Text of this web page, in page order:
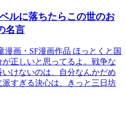
ルに落ちたらこの世のお
名言
漫画・SF漫画作品 ほっとくと国
正しいと思ってるよ。戦争な
けないのは、自分なんかだめ
すぎる決心は、きっと三日坊